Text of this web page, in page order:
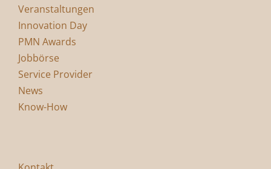
Veranstaltungen
Innovation Day
PMN Awards
Jobbörse
Service Provider
News
Know-How